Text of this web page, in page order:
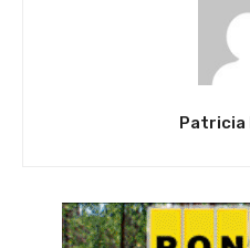
Patricia